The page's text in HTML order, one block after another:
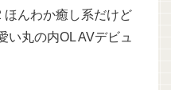
ほんわか癒し系だけど
い丸の内OL AVデビュ